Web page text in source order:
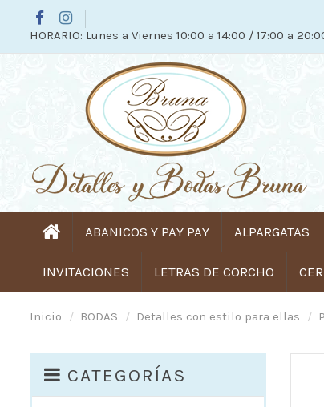
HORARIO: Lunes a Viernes 10:00 a 14:00 / 17:00 a
ABANICOS Y PAY PAY ALPARGATAS
INVITACIONES LETRAS DE CORCHO
Inicio BODAS Detalles con estilo para ellas
CATEGORÍAS